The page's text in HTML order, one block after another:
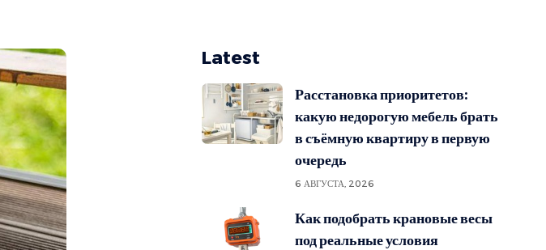
Latest
Расстановка приоритетов:
какую недорогую мебель брать
в съёмную квартиру в первую
очередь
6 АВГУСТА, 2026
Как подобрать крановые весы
под реальные условия